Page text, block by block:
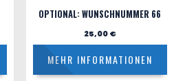
OPTIONAL: WUNSCHNUMMER 66
25,00€
MEHR INFORMATIONEN